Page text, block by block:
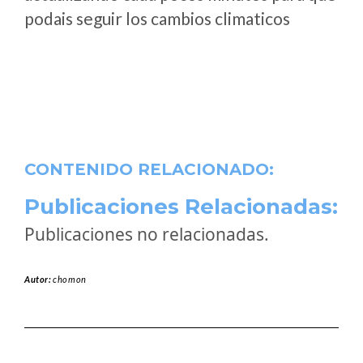
podais seguir los cambios climaticos
CONTENIDO RELACIONADO:
Publicaciones Relacionadas:
Publicaciones no relacionadas.
Autor:chomon